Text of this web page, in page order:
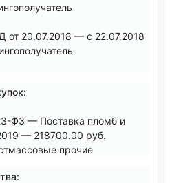
от 20.07.2018 — с 22.07.2018
ФЗ — Поставка пломб и
— 218700.00 руб.
прочие